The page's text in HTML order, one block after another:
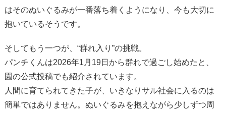
はそのぬいぐるみが一番落ち着くようになり、今も大切に
抱いているそうです。
そしてもう一つが、“群れ入り”の挑戦。
パンチくんは2026年1月19日から群れで過ごし始めたと、
園の公式投稿でも紹介されています。
人間に育てられてきた子が、いきなりサル社会に入るのは
簡単ではありません。ぬいぐるみを抱えながら少しずつ周